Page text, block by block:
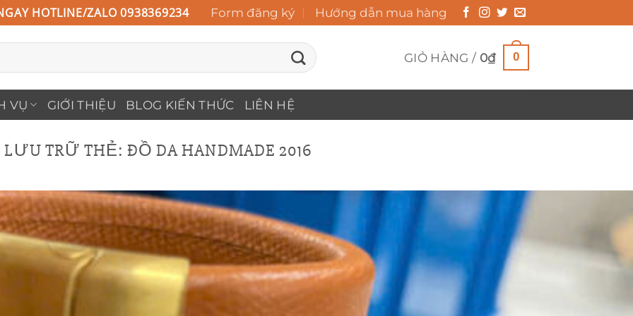
HOTLINE/ZALO 0938369234 Form đăng ký Hướng dẫn mua hàng
GIỎ HÀNG / 0₫ 0
VỤ GIỚI THIỆU BLOG KIẾN THỨC LIÊN HỆ
LƯU TRỮ THẺ: ĐỒ DA HANDMADE 2016